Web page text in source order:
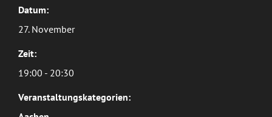
Datum:
27. November
Zeit:
19:00 - 20:30
Veranstaltungskategorien: